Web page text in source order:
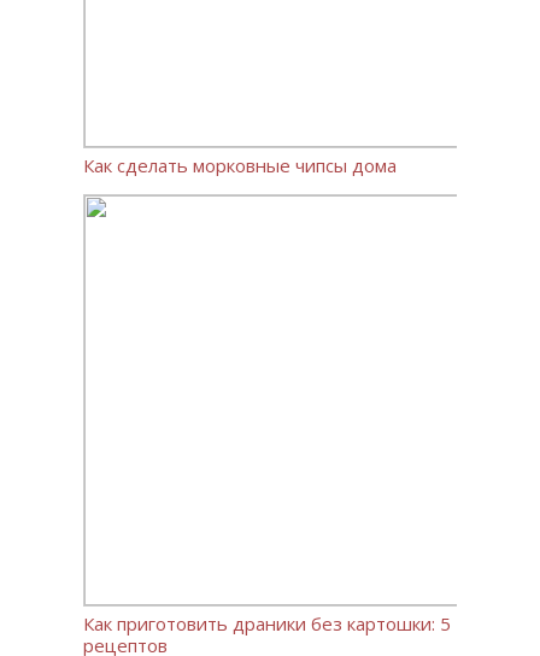
Как сделать морковные чипсы дома
Как приготовить драники без картошки: 5
рецептов